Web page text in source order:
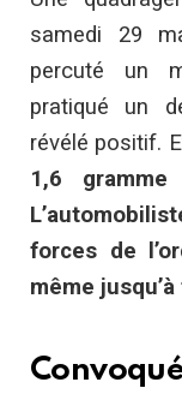
samedi 29
percuté un
pratiqué un
révélé positif.
1,6
forces de
même